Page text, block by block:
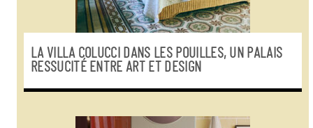
LA VILLA COLUCCI DANS LES POUILLES, UN PALAIS
RESSUCITÉ ENTRE ART ET DESIGN